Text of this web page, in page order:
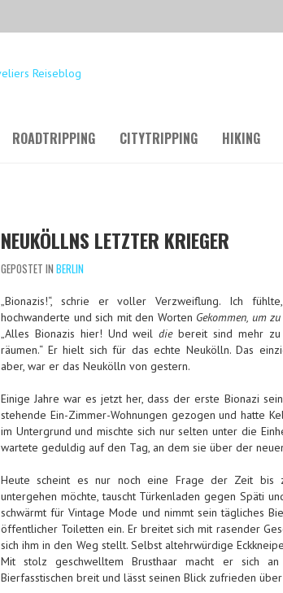
ROADTRIPPING CITYTRIPPING HIKING
NEUKÖLLNS LETZTER KRIEGER
GEPOSTET IN BERLIN
„Bionazis!“, schrie er voller Verzweiflung. Ich
hochwanderte und sich mit den Worten Gekommen, um
„Alles Bionazis hier! Und weildiebereit sind mehr zu
räumen.“ Er hielt sich für das echte Neukölln. Das
aber, war er das Neukölln von gestern.
Einige Jahre war es jetzt her, dass der erste Bionazi
stehende Ein-Zimmer-Wohnungen gezogen und hatte
im Untergrund und mischte sich nur selten unter die
wartete geduldig auf den Tag, an dem sie über der
Heute scheint es nur noch eine Frage der Zeit bis
untergehen möchte, tauscht Türkenladen gegen Späti
schwärmt für Vintage Mode und nimmt sein tägliches
öffentlicher Toiletten ein. Er breitet sich mit rasender
sich ihm in den Weg stellt. Selbst altehrwürdige
Mit stolz geschwelltem Brusthaar macht er sich an
Bierfasstischen breit und lässt seinen Blick zufrieden